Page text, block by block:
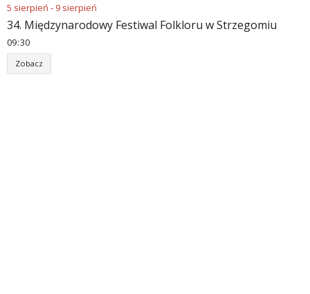
5 sierpień - 9 sierpień
34. Międzynarodowy Festiwal Folkloru w Strzegomiu
09:30
Zobacz